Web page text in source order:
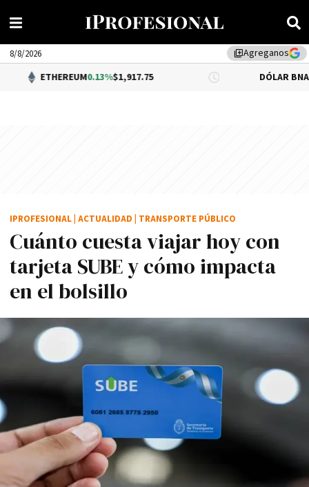
library_addAgreganos
8/8/2026
0.13%$1,917.75 DÓLAR BNA $1,520.00
Cuánto cuesta viajar hoy con
tarjeta SUBE y cómo impacta
en el bolsillo
IPROFESIONAL ACTUALIDAD TRANSPORTE PÚBLICO